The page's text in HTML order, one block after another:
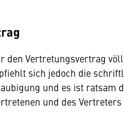
den Vertretungsvertrag
sich jedoch die
und es ist ratsam
und des